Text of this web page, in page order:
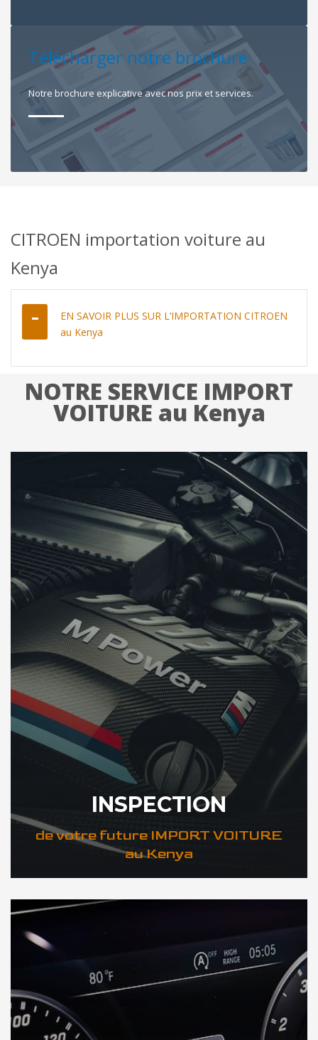
Télécharger notre brochure
Notre brochure explicative avec nos prix et services.
CITROEN importation voiture au
Kenya
EN SAVOIR PLUS SUR L’IMPORTATION CITROEN
au Kenya
NOTRE SERVICE IMPORT
VOITURE au Kenya
INSPECTION
de votre future IMPORT VOITURE
au Kenya
DÉCOUVREZ VOTRE INSPECTION AUTO au Kenya